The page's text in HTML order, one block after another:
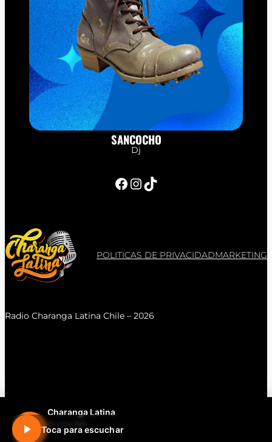
Charanga Latina
En vivo 24h
Toca para escuchar
SANCOCHO
Dj
Facebook InstagramTikTok
POLITICAS DE PRIVACIDADMARKETING
Radio Charanga Latina Chile – 2026